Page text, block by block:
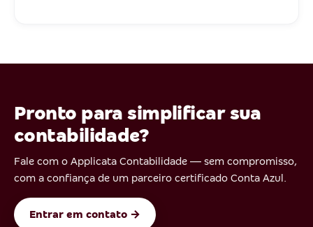
Pronto para simplificar sua
contabilidade?
Fale com o Applicata Contabilidade — sem compromisso,
com a confiança de um parceiro certificado Conta Azul.
Entrar em contato →